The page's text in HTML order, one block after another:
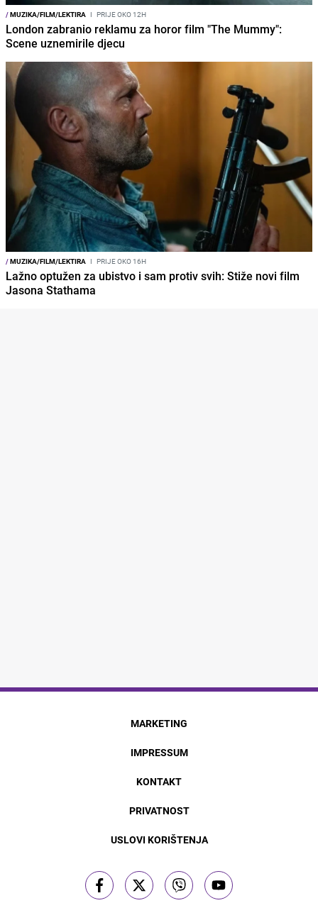
/MUZIKA/FILM/LEKTIRA I PRIJE OKO 12H
London zabranio reklamu za horor film "The Mummy":
Scene uznemirile djecu
/MUZIKA/FILM/LEKTIRA I PRIJE OKO 16H
Lažno optužen za ubistvo i sam protiv svih: Stiže novi film
Jasona Stathama
MARKETING
IMPRESSUM
KONTAKT
PRIVATNOST
USLOVI KORIŠTENJA